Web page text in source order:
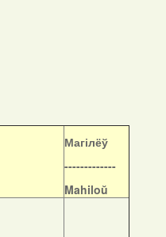
Магілёў
-------------
Mahiloŭ